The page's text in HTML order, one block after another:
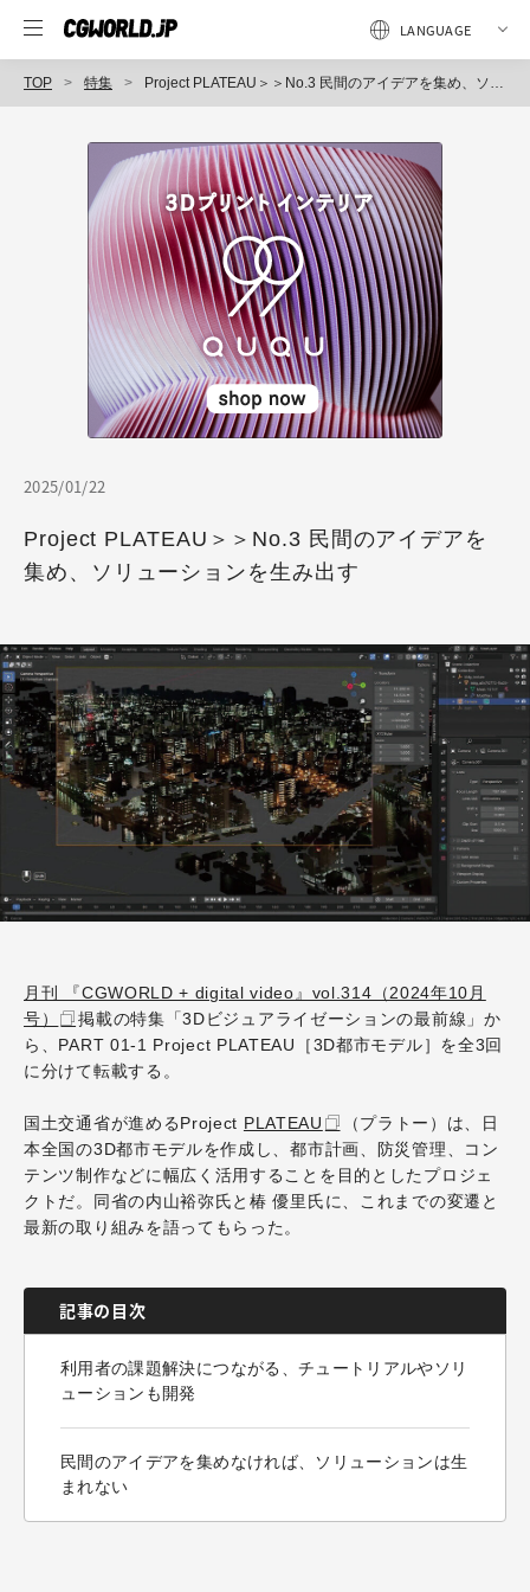
TOP 特集 Project PLATEAU＞＞No.3 民間のアイデアを集め、ソリューションを生み出す
2025/01/22
Project PLATEAU＞＞No.3 民間のアイデアを
集め、ソリューションを生み出す
月刊 『CGWORLD + digital video』vol.314（2024年10月
号）
掲載の特集「3Dビジュアライゼーションの最前線」か
ら、PART 01-1 Project PLATEAU［3D都市モデル］を全3回
に分けて転載する。
国土交通省が進めるProject PLATEAU
（プラトー）は、日
本全国の3D都市モデルを作成し、都市計画、防災管理、コン
テンツ制作などに幅広く活用することを目的としたプロジェ
クトだ。同省の内山裕弥氏と椿 優里氏に、これまでの変遷と
最新の取り組みを語ってもらった。
記事の目次
利用者の課題解決につながる、チュートリアルやソリ
ューションも開発
民間のアイデアを集めなければ、ソリューションは生
まれない